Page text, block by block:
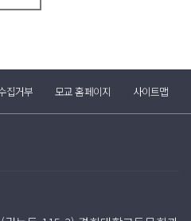
집거부 모교 홈페이지 사이트맵